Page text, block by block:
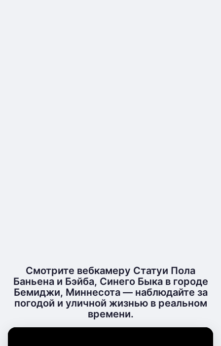
Смотрите вебкамеру Статуи Пола
Баньена и Бэйба, Синего Быка в городе
Бемиджи, Миннесота — наблюдайте за
погодой и уличной жизнью в реальном
времени.